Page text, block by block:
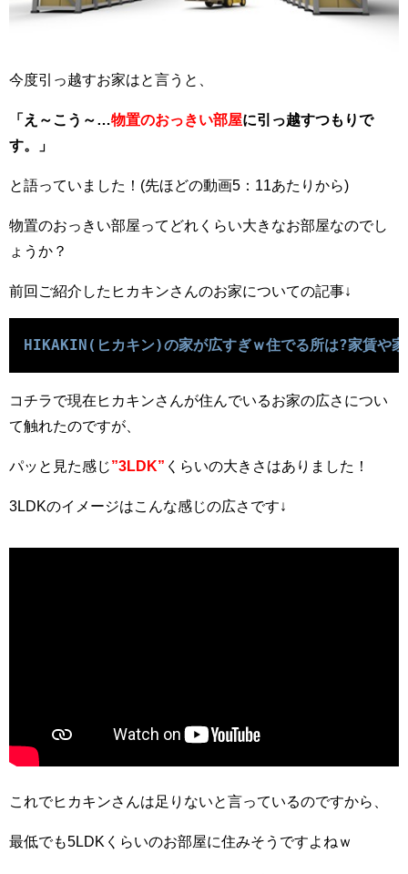
今度引っ越すお家はと言うと、
「え～こう～… 物置のおっきい部屋に引っ越すつもりで
す。」
と語っていました！(先ほどの動画5：11あたりから)
物置のおっきい部屋ってどれくらい大きなお部屋なのでし
ょうか？
前回ご紹介したヒカキンさんのお家についての記事↓
HIKAKIN(ヒカキン)の家が広すぎｗ住でる所は?家賃や
コチラで現在ヒカキンさんが住んでいるお家の広さについ
て触れたのですが、
パッと見た感じ ”3LDK” くらいの大きさはありました！
3LDKのイメージはこんな感じの広さです↓
これでヒカキンさんは足りないと言っているのですから、
最低でも5LDKくらいのお部屋に住みそうですよねｗ